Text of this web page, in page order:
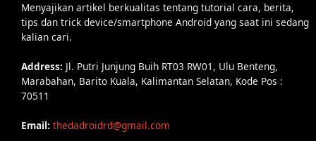
Menyajikan artikel berkualitas tentang tutorial cara, berita,
tips dan trick device/smartphone Android yang saat ini sedang
kalian cari.
Address: Jl. Putri Junjung Buih RT03 RW01, Ulu Benteng,
Marabahan, Barito Kuala, Kalimantan Selatan, Kode Pos :
70511
Email: thedadroidrd@gmail.com